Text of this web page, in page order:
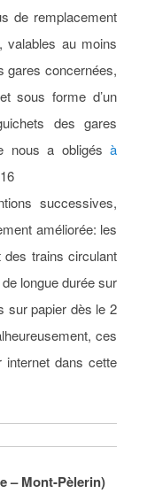
de remplacement
valables au moins
gares concernées,
sous forme d’un
des gares
nous a obligés à
successives,
améliorée: les
trains circulant
longue durée sur
sur papier dès le 2
ces
dans cette
– Mont-Pèlerin)